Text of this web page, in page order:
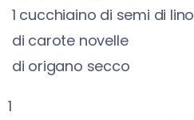
1 cucchiaino di semi di lino
di carote novelle
di origano secco
1